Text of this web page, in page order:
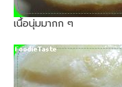
เนื้อนุ่มมากก ๆ